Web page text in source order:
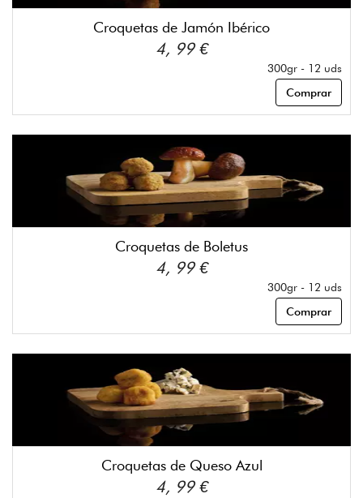
Croquetas de Jamón Ibérico
4, 99 €
300gr - 12 uds
Comprar
Croquetas de Boletus
4, 99 €
300gr - 12 uds
Comprar
Croquetas de Queso Azul
4, 99 €